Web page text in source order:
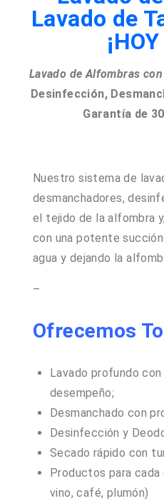
Lavado de
Lavado de Alfombras
Desinfección,
Garantía de
Nuestro sistema de
desmanchadores,
el tejido de la alfombra
con una potente
agua y dejando la
–
Ofrecemos
Lavado profundo
desempeño;
Desmanchado con
Desinfección y
Secado rápido con
Productos para cada
vino, café, plumón)